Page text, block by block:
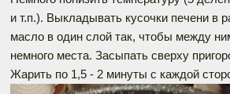
и т.п.). Выкладывать кусочки печени в
масло в один слой так, чтобы между
немного места. Засыпать сверху
Жарить по 1,5 - 2 минуты с каждой